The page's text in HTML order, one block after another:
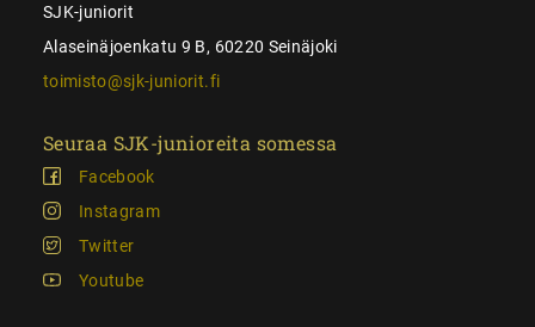
SJK-juniorit
Alaseinäjoenkatu 9 B, 60220 Seinäjoki
toimisto@sjk-juniorit.fi
Seuraa SJK-junioreita somessa
Facebook
Instagram
Twitter
Youtube